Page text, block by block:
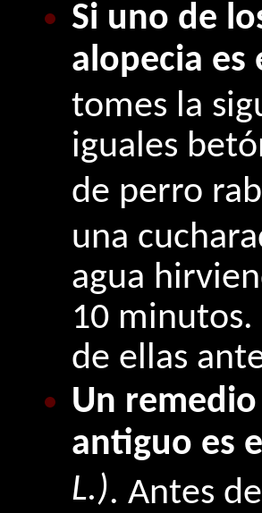
Si uno de
alopecia es
tomes la
iguales
de perro
una
agua
10 minutos.
de ellas
Un
antiguo es
L.). Antes